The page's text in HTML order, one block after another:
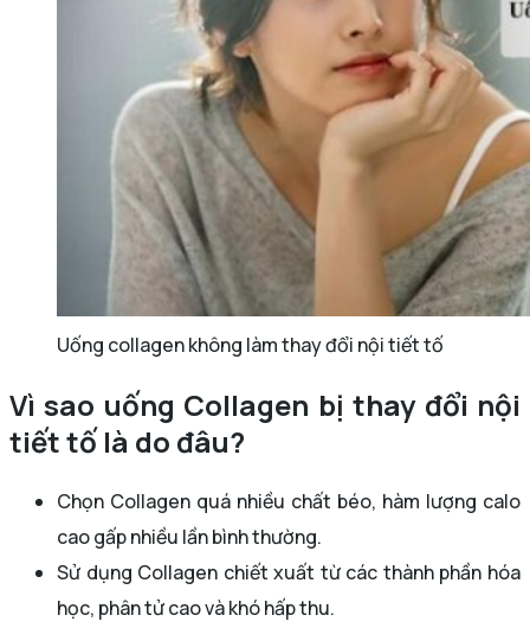
Uống collagen không làm thay đổi nội tiết tố
Vì sao uống Collagen bị thay đổi nội
tiết tố là do đâu?
Chọn Collagen quá nhiều chất béo, hàm lượng calo
cao gấp nhiều lần bình thường.
Sử dụng Collagen chiết xuất từ các thành phần hóa
học, phân tử cao và khó hấp thu.